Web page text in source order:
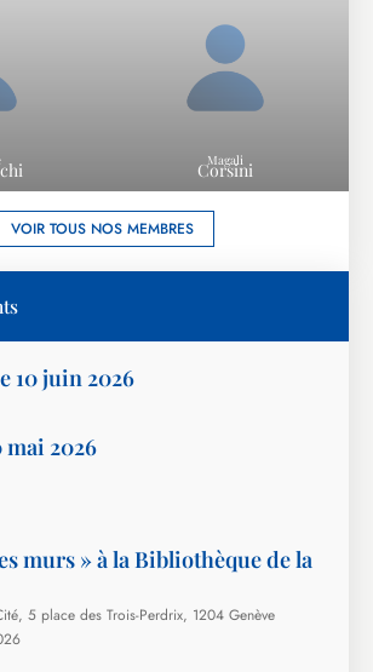
Magali
Corsini
VOIR TOUS NOS MEMBRES
10 juin 2026
mai 2026
murs » à la Bibliothèque de la
5 place des Trois-Perdrix, 1204 Genève